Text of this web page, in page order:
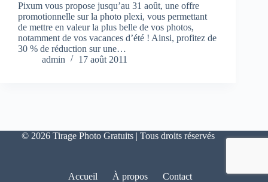
Pixum vous propose jusqu’au 31 août, une offre
promotionnelle sur la photo plexi, vous permettant
de mettre en valeur la plus belle de vos photos,
notamment de vos vacances d’été ! Ainsi, profitez de
30 % de réduction sur une…
admin
17 août 2011
© 2026 Tirage Photo Gratuits | Tous droits réservés
Accueil À propos Contact